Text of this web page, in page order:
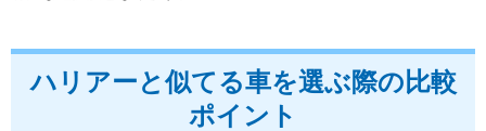
ハリアーと似てる車を選ぶ際の比較
ポイント